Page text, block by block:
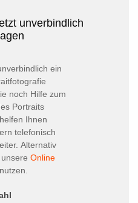
unverbindlich
ein
noch Hilfe zum
Portraits
Ihnen
telefonisch
Alternativ
Online
nutzen.